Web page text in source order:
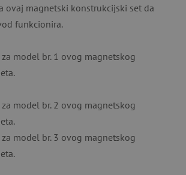
ovaj magnetski konstrukcijski set da
funkcionira.
model br. 1 ovog magnetskog
model br. 2 ovog magnetskog
model br. 3 ovog magnetskog